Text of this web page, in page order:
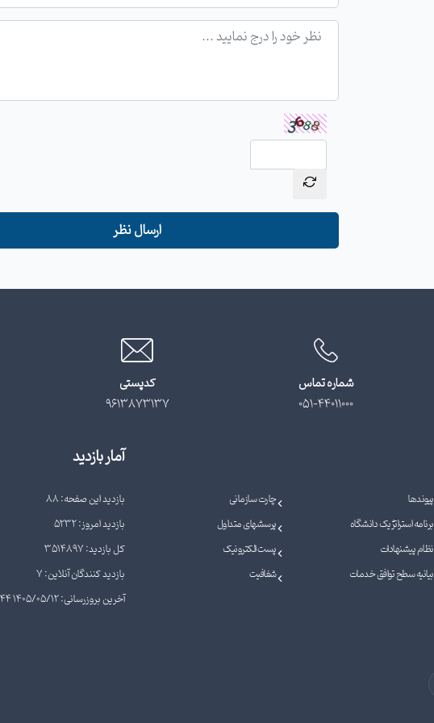
ارسال نظر
شماره تماس
051-44011000
کدپستی
9613873137
پیوندها
چارت سازمانی
برنامه استراتژیک دانشگاه
پرسشهای متداول
نظام پیشنهادات
پست الکترونیک
بیانیه سطح توافق خدمات شفافیت
آمار بازدید
بازدید این صفحه: 88
بازدید امروز: 5232
کل بازدید: 3514897
بازدید کنندگان آنلاین: 7
آخرین بروزرسانی: 1405/05/12 11:44